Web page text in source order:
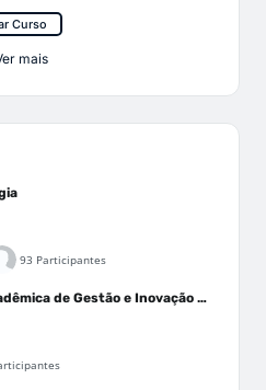
Curso
mais
93 Participantes
Liga Acadêmica de Gestão e Inovação Médica - LAGIM